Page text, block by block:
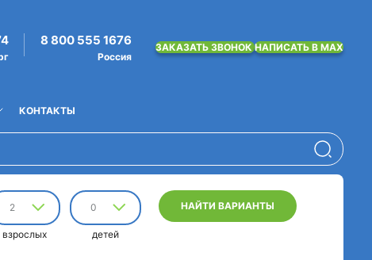
8 800 555 1676
Россия
ЗАКАЗАТЬ ЗВОНОКНАПИСАТЬ В MAX
КОНТАКТЫ
2
взрослых
0
детей
НАЙТИ ВАРИАНТЫ